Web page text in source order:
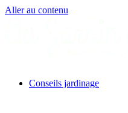
Aller au contenu
Conseils jardinage